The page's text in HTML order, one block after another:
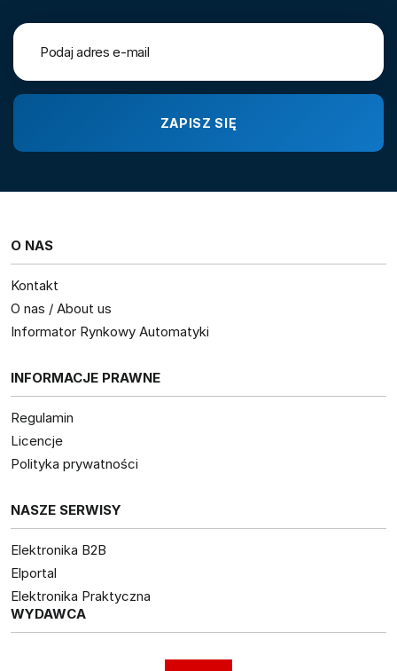
O NAS
Kontakt
O nas / About us
Informator Rynkowy Automatyki
INFORMACJE PRAWNE
Regulamin
Licencje
Polityka prywatności
NASZE SERWISY
Elektronika B2B
Elportal
Elektronika Praktyczna
WYDAWCA